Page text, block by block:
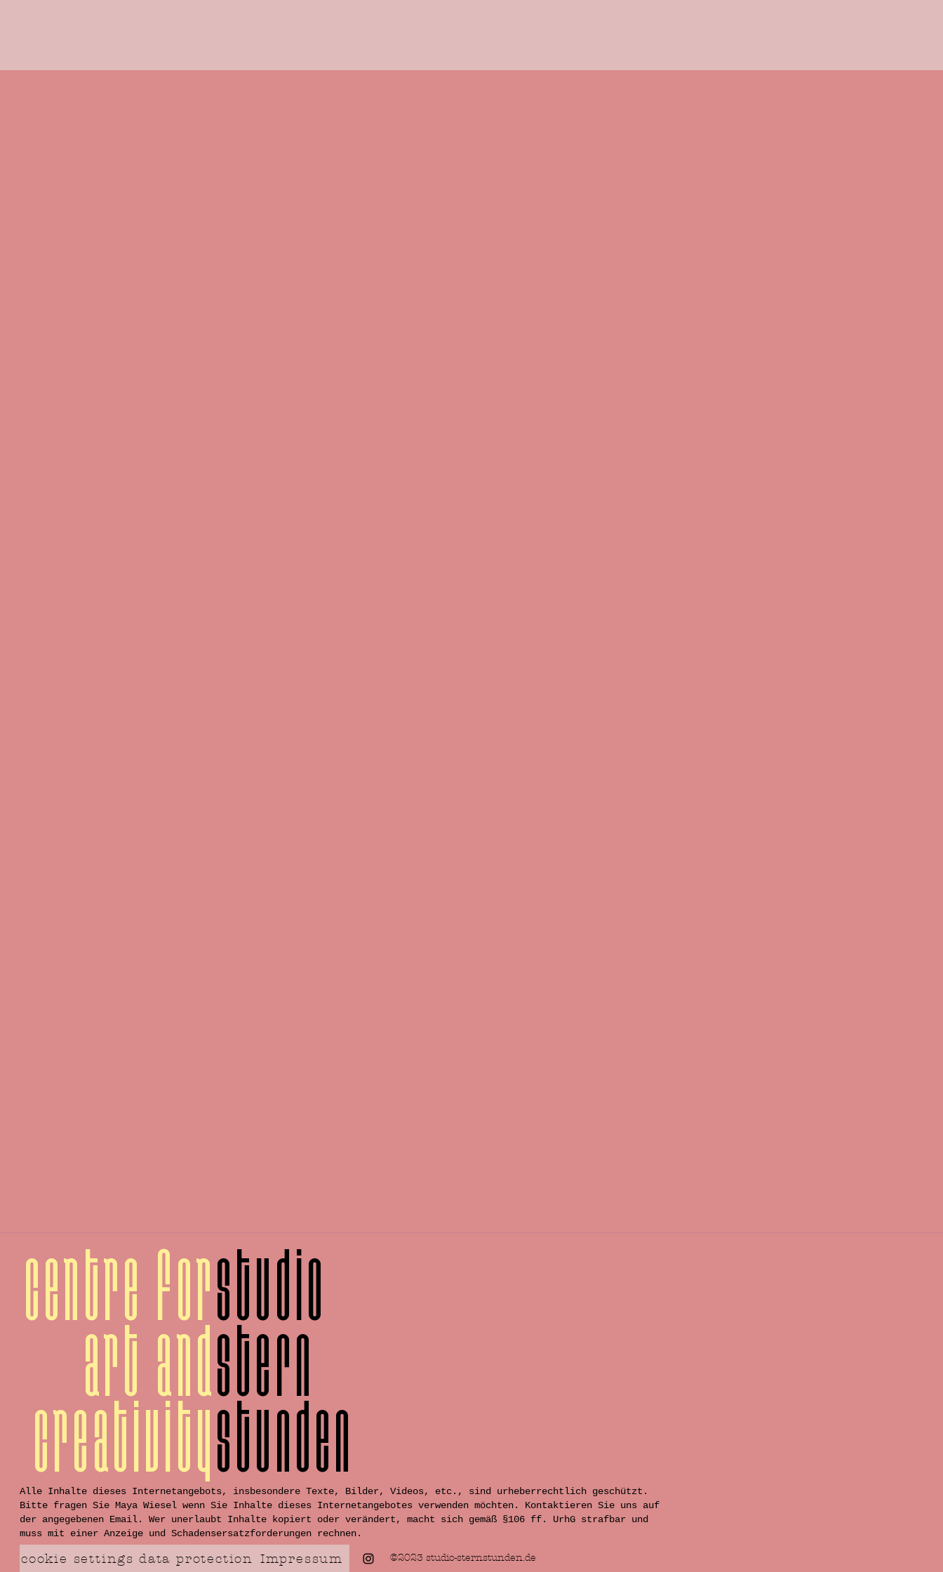
centre for
art and
creativity
studio
stern
stunden
Alle Inhalte dieses Internetangebots, insbesondere Texte, Bilder, Videos, etc., sind urheberrechtlich geschützt.
Bitte fragen Sie Maya Wiesel wenn Sie Inhalte dieses Internetangebotes verwenden möchten. Kontaktieren Sie uns auf
der angegebenen Email. Wer unerlaubt Inhalte kopiert oder verändert, macht sich gemäß §106 ff. UrhG strafbar und
muss mit einer Anzeige und Schadensersatzforderungen rechnen.
cookie settings data protection Impressum ©2023 studio-sternstunden.de